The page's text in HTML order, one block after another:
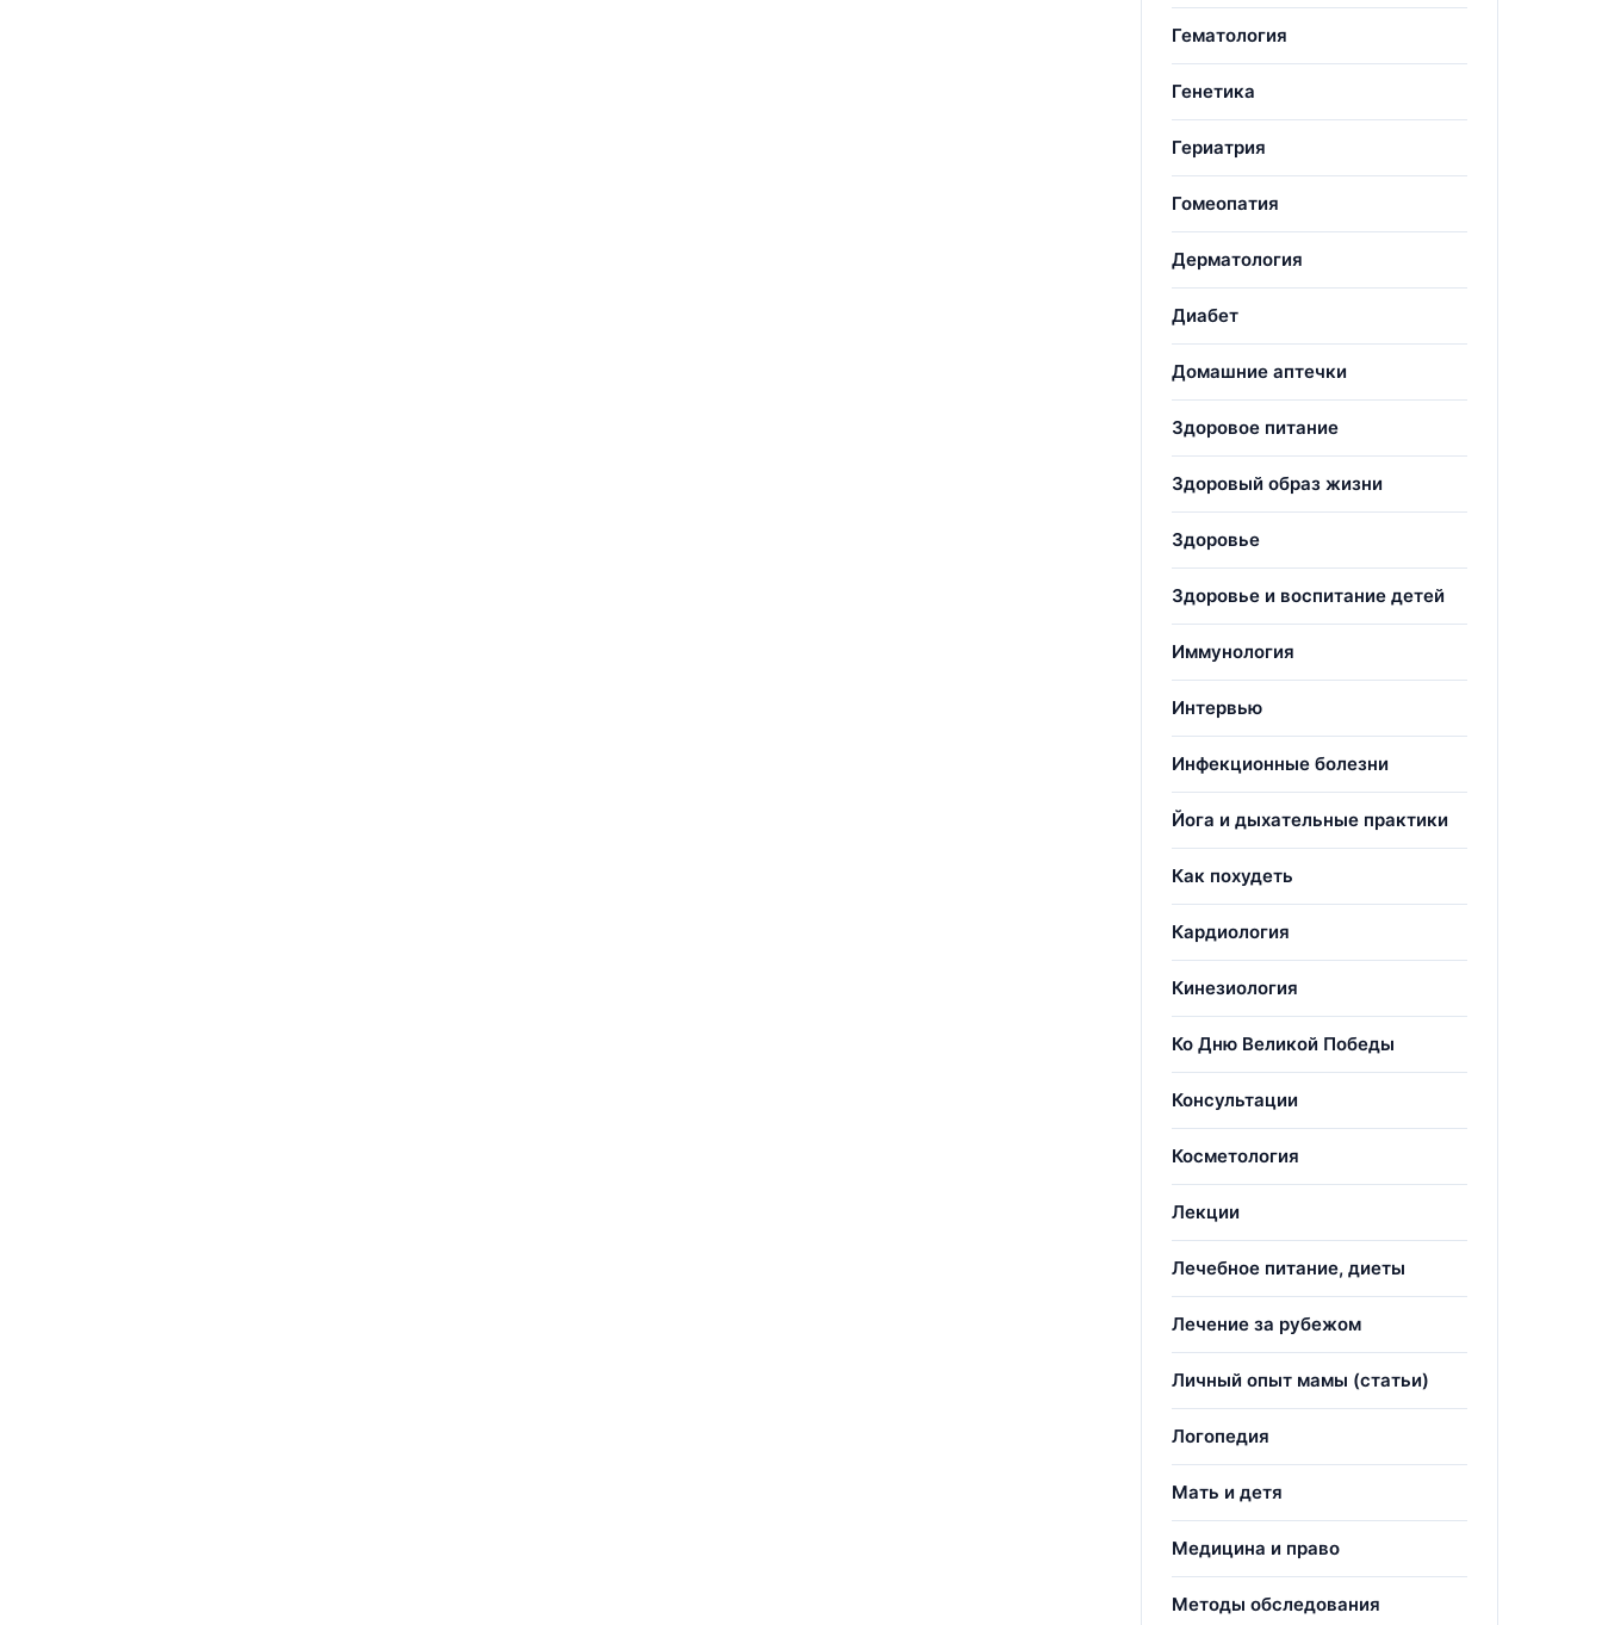
Гематология
Генетика
Гериатрия
Гомеопатия
Дерматология
Диабет
Домашние аптечки
Здоровое питание
Здоровый образ жизни
Здоровье
Здоровье и воспитание детей
Иммунология
Интервью
Инфекционные болезни
Йога и дыхательные практики
Как похудеть
Кардиология
Кинезиология
Ко Дню Великой Победы
Консультации
Косметология
Лекции
Лечебное питание, диеты
Лечение за рубежом
Личный опыт мамы (статьи)
Логопедия
Мать и детя
Медицина и право
Методы обследования